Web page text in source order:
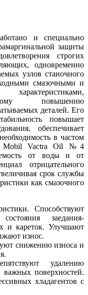
и специально
защиты
строгих
одновременно
узлов станочного
смазочными и
повышению
деталей. Его
повышает
обеспечивает
в частом
Mobil Vactra Oil №4
от воды и от
отрицательного
срок службы
как смазочного
Способствуют
заедания-
и кареток. Улучшают
износ.
снижению износа и
удалению
важных поверхностей.
хладагентов с